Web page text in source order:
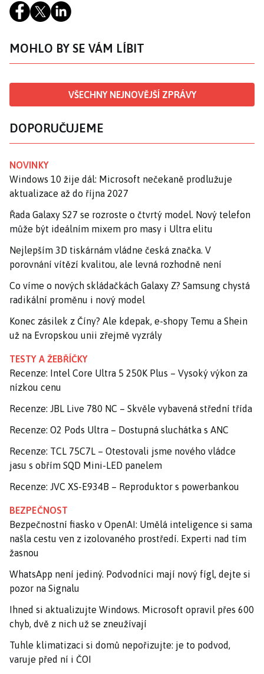
MOHLO BY SE VÁM LÍBIT
VŠECHNY NEJNOVĚJŠÍ ZPRÁVY
DOPORUČUJEME
NOVINKY
Windows 10 žije dál: Microsoft nečekaně prodlužuje
aktualizace až do října 2027
Řada Galaxy S27 se rozroste o čtvrtý model. Nový telefon
může být ideálním mixem pro masy i Ultra elitu
Nejlepším 3D tiskárnám vládne česká značka. V
porovnání vítězí kvalitou, ale levná rozhodně není
Co víme o nových skládačkách Galaxy Z? Samsung chystá
radikální proměnu i nový model
Konec zásilek z Číny? Ale kdepak, e-shopy Temu a Shein
už na Evropskou unii zřejmě vyzrály
TESTY A ŽEBŘÍČKY
Recenze: Intel Core Ultra 5 250K Plus – Vysoký výkon za
nízkou cenu
Recenze: JBL Live 780 NC – Skvěle vybavená střední třída
Recenze: O2 Pods Ultra – Dostupná sluchátka s ANC
Recenze: TCL 75C7L – Otestovali jsme nového vládce
jasu s obřím SQD Mini-LED panelem
Recenze: JVC XS-E934B – Reproduktor s powerbankou
BEZPEČNOST
Bezpečnostní fiasko v OpenAI: Umělá inteligence si sama
našla cestu ven z izolovaného prostředí. Experti nad tím
žasnou
WhatsApp není jediný. Podvodníci mají nový fígl, dejte si
pozor na Signalu
Ihned si aktualizujte Windows. Microsoft opravil přes 600
chyb, dvě z nich už se zneužívají
Tuhle klimatizaci si domů nepořizujte: je to podvod,
varuje před ní i ČOI